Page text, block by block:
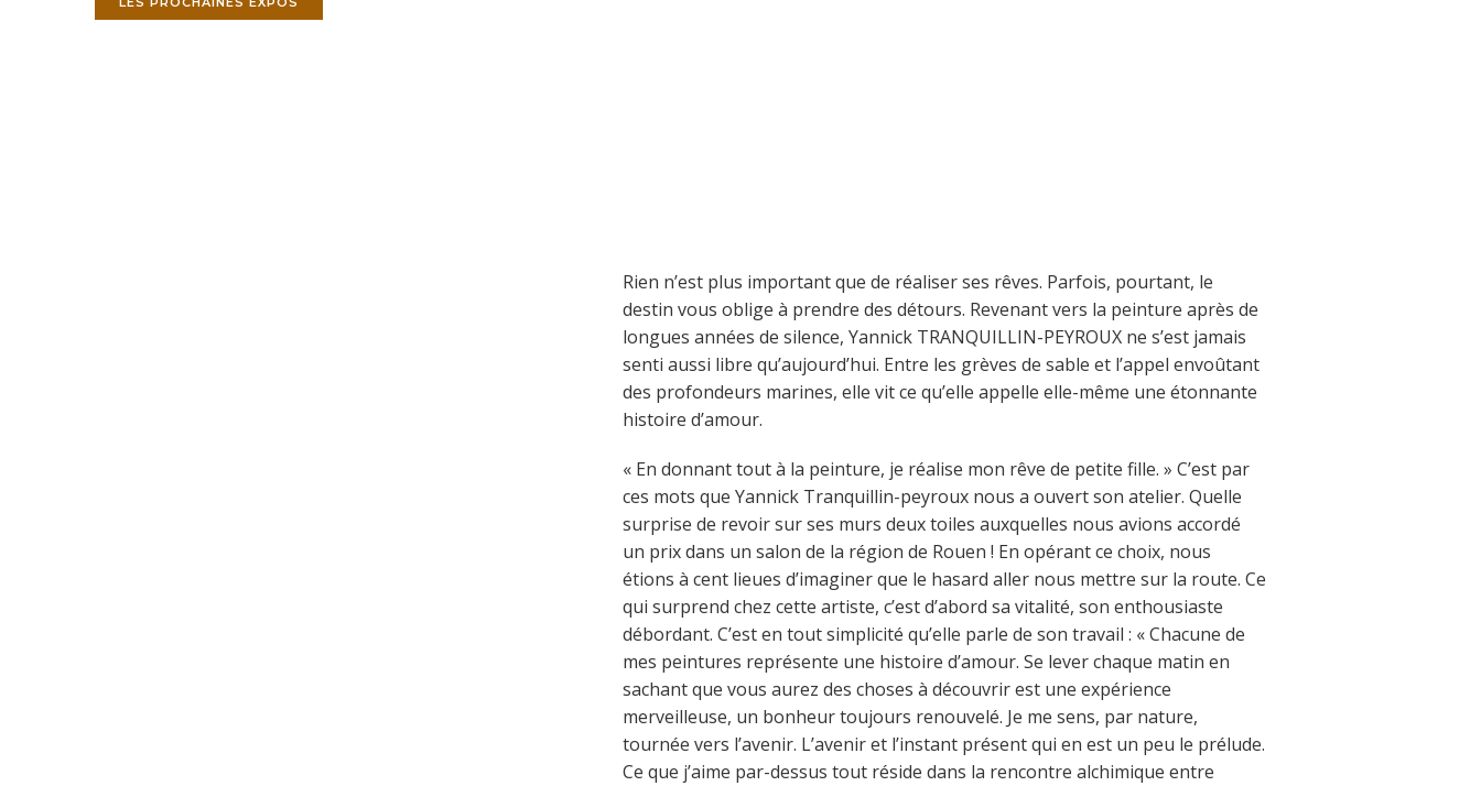
Rien n’est plus important que de réaliser ses rêves. Parfois, pourtant, le
destin vous oblige à prendre des détours. Revenant vers la peinture après de
longues années de silence, Yannick TRANQUILLIN-PEYROUX ne s’est jamais
senti aussi libre qu’aujourd’hui. Entre les grèves de sable et l’appel envoûtant
des profondeurs marines, elle vit ce qu’elle appelle elle-même une étonnante
histoire d’amour.
« En donnant tout à la peinture, je réalise mon rêve de petite fille. » C’est par
ces mots que Yannick Tranquillin-peyroux nous a ouvert son atelier. Quelle
surprise de revoir sur ses murs deux toiles auxquelles nous avions accordé
un prix dans un salon de la région de Rouen ! En opérant ce choix, nous
étions à cent lieues d’imaginer que le hasard aller nous mettre sur la route. Ce
qui surprend chez cette artiste, c’est d’abord sa vitalité, son enthousiaste
débordant. C’est en tout simplicité qu’elle parle de son travail : « Chacune de
mes peintures représente une histoire d’amour. Se lever chaque matin en
sachant que vous aurez des choses à découvrir est une expérience
merveilleuse, un bonheur toujours renouvelé. Je me sens, par nature,
tournée vers l’avenir. L’avenir et l’instant présent qui en est un peu le prélude.
Ce que j’aime par-dessus tout réside dans la rencontre alchimique entre